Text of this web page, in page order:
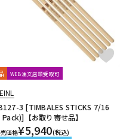
WEB注文店頭受取可
3 [TIMBALES STICKS 7/16
Pack)]【お取り寄せ品】
価格¥5,940(税込)